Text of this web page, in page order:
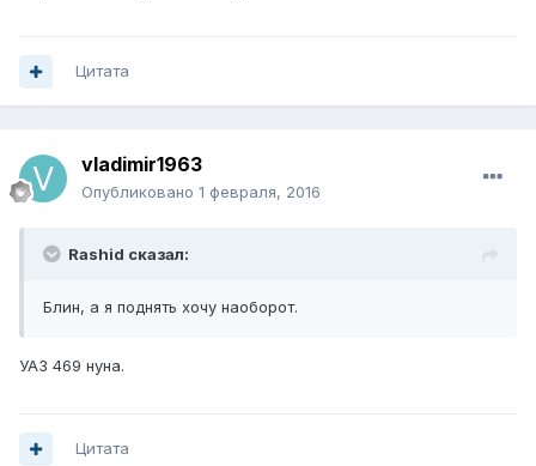
Цитата
vladimir1963
Опубликовано 1 февраля, 2016
Rashid сказал:
Блин, а я поднять хочу наоборот.
УАЗ 469 нуна.
Цитата